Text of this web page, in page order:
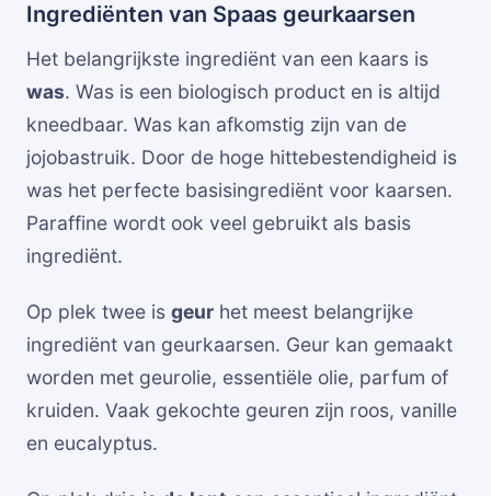
Ingrediënten van Spaas geurkaarsen
Het belangrijkste ingrediënt van een kaars is
was. Was is een biologisch product en is altijd
kneedbaar. Was kan afkomstig zijn van de
jojobastruik. Door de hoge hittebestendigheid is
was het perfecte basisingrediënt voor kaarsen.
Paraffine wordt ook veel gebruikt als basis
ingrediënt.
Op plek twee is geur het meest belangrijke
ingrediënt van geurkaarsen. Geur kan gemaakt
worden met geurolie, essentiële olie, parfum of
kruiden. Vaak gekochte geuren zijn roos, vanille
en eucalyptus.